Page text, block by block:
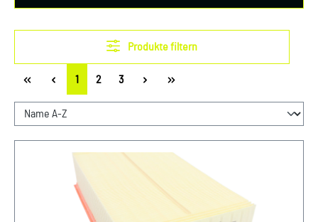
Produkte filtern
Seite
1 Seite
2 Seite
3